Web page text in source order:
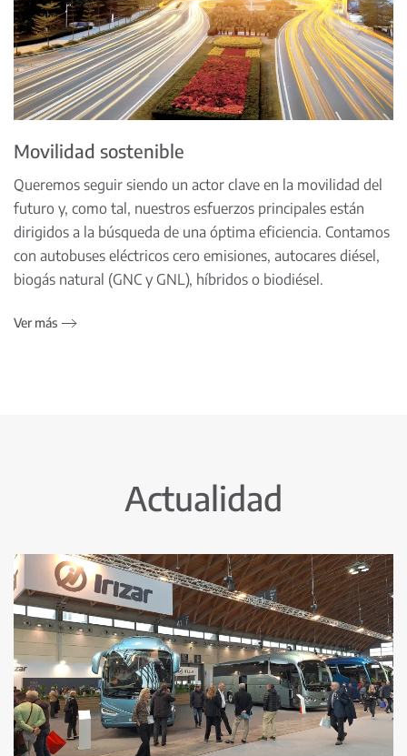
Movilidad sostenible
Queremos seguir siendo un actor clave en la movilidad del
futuro y, como tal, nuestros esfuerzos principales están
dirigidos a la búsqueda de una óptima eficiencia. Contamos
con autobuses eléctricos cero emisiones, autocares diésel,
biogás natural (GNC y GNL), híbridos o biodiésel.
Ver más
Actualidad